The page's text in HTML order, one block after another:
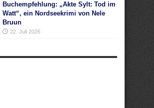
Buchempfehlung: „Akte Sylt: Tod im
Watt“, ein Nordseekrimi von Nele
Bruun
22. Juli 2026